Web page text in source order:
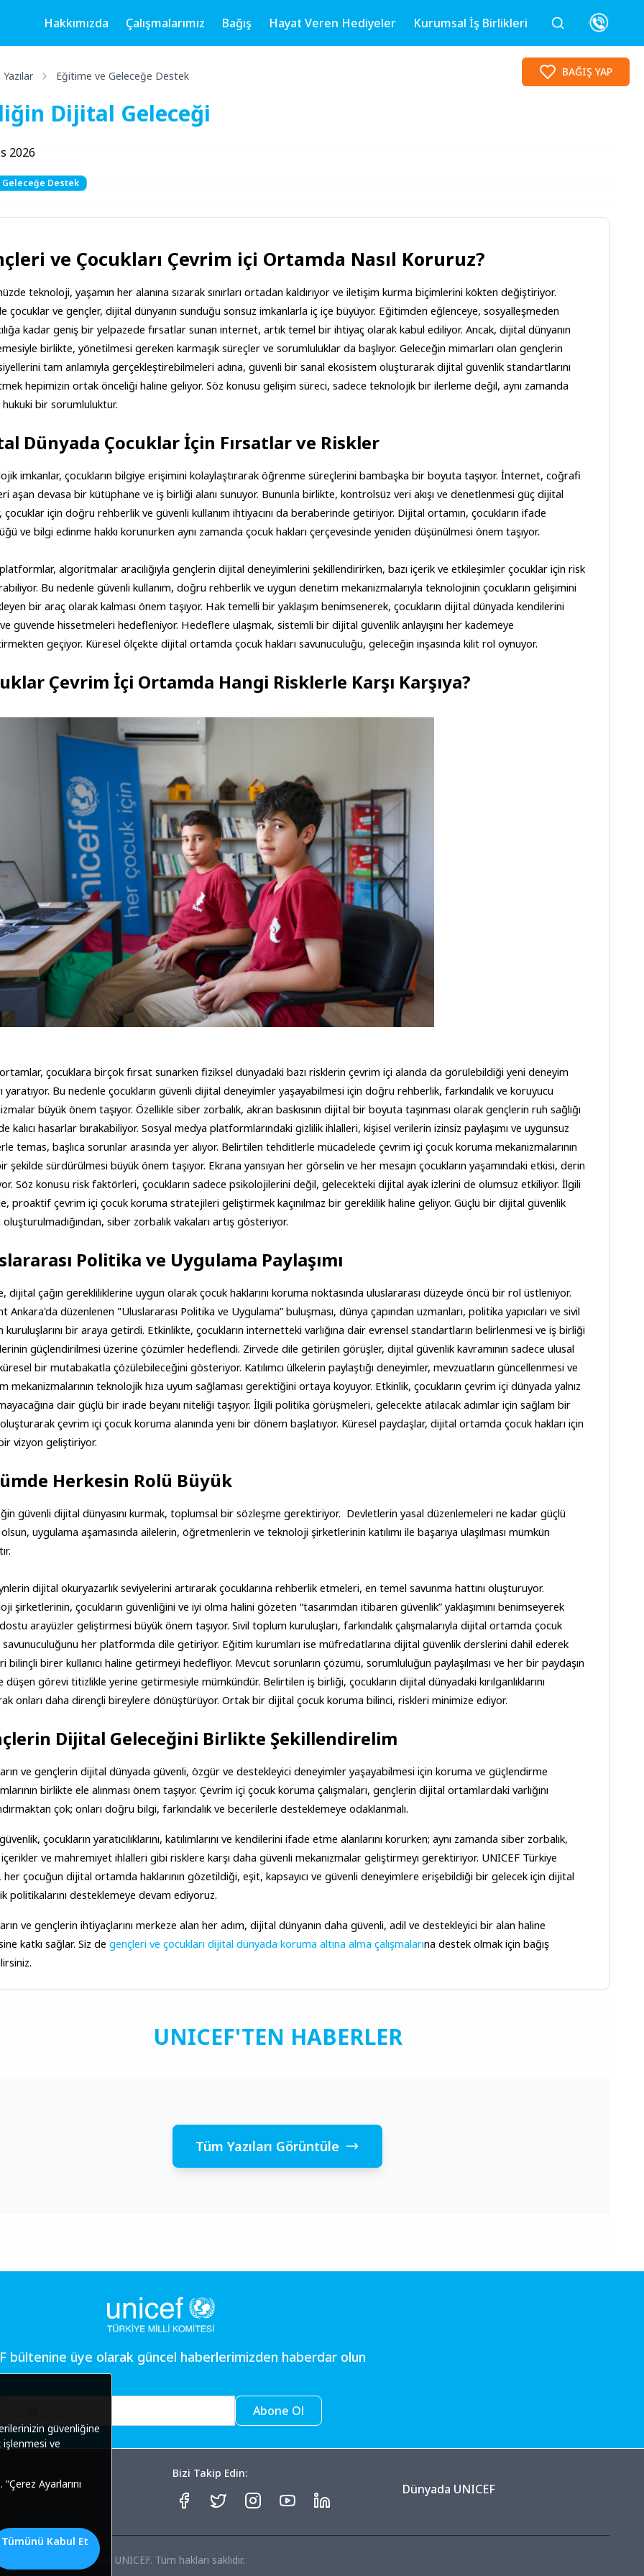
Hakkımızda Çalışmalarımız Bağış Hayat Veren Hediyeler Kurumsal İş Birlikleri
Eğitime ve Geleceğe Destek
Dijital Geleceği
2026
Destek
ve Çocukları Çevrim içi Ortamda Nasıl Koruruz?
teknoloji, yaşamın her alanına sızarak sınırları ortadan kaldırıyor ve iletişim kurma biçimlerini kökten değiştiriyor.
çocuklar ve gençler, dijital dünyanın sunduğu sonsuz imkanlarla iç içe büyüyor. Eğitimden eğlenceye, sosyalleşmeden
kadar geniş bir yelpazede fırsatlar sunan internet, artık temel bir ihtiyaç olarak kabul ediliyor. Ancak, dijital dünyanın
birlikte, yönetilmesi gereken karmaşık süreçler ve sorumluluklar da başlıyor. Geleceğin mimarları olan gençlerin
tam anlamıyla gerçekleştirebilmeleri adına, güvenli bir sanal ekosistem oluşturarak dijital güvenlik standartlarını
hepimizin ortak önceliği haline geliyor. Söz konusu gelişim süreci, sadece teknolojik bir ilerleme değil, aynı zamanda
bir sorumluluktur.
Dünyada Çocuklar İçin Fırsatlar ve Riskler
imkanlar, çocukların bilgiye erişimini kolaylaştırarak öğrenme süreçlerini bambaşka bir boyuta taşıyor. İnternet, coğrafi
aşan devasa bir kütüphane ve iş birliği alanı sunuyor. Bununla birlikte, kontrolsüz veri akışı ve denetlenmesi güç dijital
çocuklar için doğru rehberlik ve güvenli kullanım ihtiyacını da beraberinde getiriyor. Dijital ortamın, çocukların ifade
ve bilgi edinme hakkı korunurken aynı zamanda çocuk hakları çerçevesinde yeniden düşünülmesi önem taşıyor.
algoritmalar aracılığıyla gençlerin dijital deneyimlerini şekillendirirken, bazı içerik ve etkileşimler çocuklar için risk
Bu nedenle güvenli kullanım, doğru rehberlik ve uygun denetim mekanizmalarıyla teknolojinin çocukların gelişimini
bir araç olarak kalması önem taşıyor. Hak temelli bir yaklaşım benimsenerek, çocukların dijital dünyada kendilerini
güvende hissetmeleri hedefleniyor. Hedeflere ulaşmak, sistemli bir dijital güvenlik anlayışını her kademeye
geçiyor. Küresel ölçekte dijital ortamda çocuk hakları savunuculuğu, geleceğin inşasında kilit rol oynuyor.
Çevrim İçi Ortamda Hangi Risklerle Karşı Karşıya?
çocuklara birçok fırsat sunarken fiziksel dünyadaki bazı risklerin çevrim içi alanda da görülebildiği yeni deneyim
yaratıyor. Bu nedenle çocukların güvenli dijital deneyimler yaşayabilmesi için doğru rehberlik, farkındalık ve koruyucu
büyük önem taşıyor. Özellikle siber zorbalık, akran baskısının dijital bir boyuta taşınması olarak gençlerin ruh sağlığı
kalıcı hasarlar bırakabiliyor. Sosyal medya platformlarındaki gizlilik ihlalleri, kişisel verilerin izinsiz paylaşımı ve uygunsuz
temas, başlıca sorunlar arasında yer alıyor. Belirtilen tehditlerle mücadelede çevrim içi çocuk koruma mekanizmalarının
şekilde sürdürülmesi büyük önem taşıyor. Ekrana yansıyan her görselin ve her mesajın çocukların yaşamındaki etkisi, derin
Söz konusu risk faktörleri, çocukların sadece psikolojilerini değil, gelecekteki dijital ayak izlerini de olumsuz etkiliyor. İlgili
proaktif çevrim içi çocuk koruma stratejileri geliştirmek kaçınılmaz bir gereklilik haline geliyor. Güçlü bir dijital güvenlik
oluşturulmadığından, siber zorbalık vakaları artış gösteriyor.
Politika ve Uygulama Paylaşımı
dijital çağın gerekliliklerine uygun olarak çocuk haklarını koruma noktasında uluslararası düzeyde öncü bir rol üstleniyor.
Ankara'da düzenlenen "Uluslararası Politika ve Uygulama” buluşması, dünya çapından uzmanları, politika yapıcıları ve sivil
kuruluşlarını bir araya getirdi. Etkinlikte, çocukların internetteki varlığına dair evrensel standartların belirlenmesi ve iş birliği
güçlendirilmesi üzerine çözümler hedeflendi. Zirvede dile getirilen görüşler, dijital güvenlik kavramının sadece ulusal
bir mutabakatla çözülebileceğini gösteriyor. Katılımcı ülkelerin paylaştığı deneyimler, mevzuatların güncellenmesi ve
mekanizmalarının teknolojik hıza uyum sağlaması gerektiğini ortaya koyuyor. Etkinlik, çocukların çevrim içi dünyada yalnız
dair güçlü bir irade beyanı niteliği taşıyor. İlgili politika görüşmeleri, gelecekte atılacak adımlar için sağlam bir
çevrim içi çocuk koruma alanında yeni bir dönem başlatıyor. Küresel paydaşlar, dijital ortamda çocuk hakları için
vizyon geliştiriyor.
Herkesin Rolü Büyük
güvenli dijital dünyasını kurmak, toplumsal bir sözleşme gerektiriyor.  Devletlerin yasal düzenlemeleri ne kadar güçlü
uygulama aşamasında ailelerin, öğretmenlerin ve teknoloji şirketlerinin katılımı ile başarıya ulaşılması mümkün
dijital okuryazarlık seviyelerini artırarak çocuklarına rehberlik etmeleri, en temel savunma hattını oluşturuyor.
şirketlerinin, çocukların güvenliğini ve iyi olma halini gözeten “tasarımdan itibaren güvenlik” yaklaşımını benimseyerek
arayüzler geliştirmesi büyük önem taşıyor. Sivil toplum kuruluşları, farkındalık çalışmalarıyla dijital ortamda çocuk
savunuculuğunu her platformda dile getiriyor. Eğitim kurumları ise müfredatlarına dijital güvenlik derslerini dahil ederek
bilinçli birer kullanıcı haline getirmeyi hedefliyor. Mevcut sorunların çözümü, sorumluluğun paylaşılması ve her bir paydaşın
düşen görevi titizlikle yerine getirmesiyle mümkündür. Belirtilen iş birliği, çocukların dijital dünyadaki kırılganlıklarını
onları daha dirençli bireylere dönüştürüyor. Ortak bir dijital çocuk koruma bilinci, riskleri minimize ediyor.
Dijital Geleceğini Birlikte Şekillendirelim
ve gençlerin dijital dünyada güvenli, özgür ve destekleyici deneyimler yaşayabilmesi için koruma ve güçlendirme
birlikte ele alınması önem taşıyor. Çevrim içi çocuk koruma çalışmaları, gençlerin dijital ortamlardaki varlığını
çok; onları doğru bilgi, farkındalık ve becerilerle desteklemeye odaklanmalı.
çocukların yaratıcılıklarını, katılımlarını ve kendilerini ifade etme alanlarını korurken; aynı zamanda siber zorbalık,
içerikler ve mahremiyet ihlalleri gibi risklere karşı daha güvenli mekanizmalar geliştirmeyi gerektiriyor. UNICEF Türkiye
her çocuğun dijital ortamda haklarının gözetildiği, eşit, kapsayıcı ve güvenli deneyimlere erişebildiği bir gelecek için dijital
politikalarını desteklemeye devam ediyoruz.
ve gençlerin ihtiyaçlarını merkeze alan her adım, dijital dünyanın daha güvenli, adil ve destekleyici bir alan haline
katkı sağlar. Siz de gençleri ve çocukları dijital dünyada koruma altına alma çalışmalarına destek olmak için bağış
UNICEF'TEN HABERLER
Tüm Yazıları Görüntüle
BAĞIŞ YAP
bültenine üye olarak güncel haberlerimizden haberdar olun
Abone Ol
Bizi Takip Edin:
Dünyada UNICEF
2026 UNICEF. Tüm hakları saklıdır.